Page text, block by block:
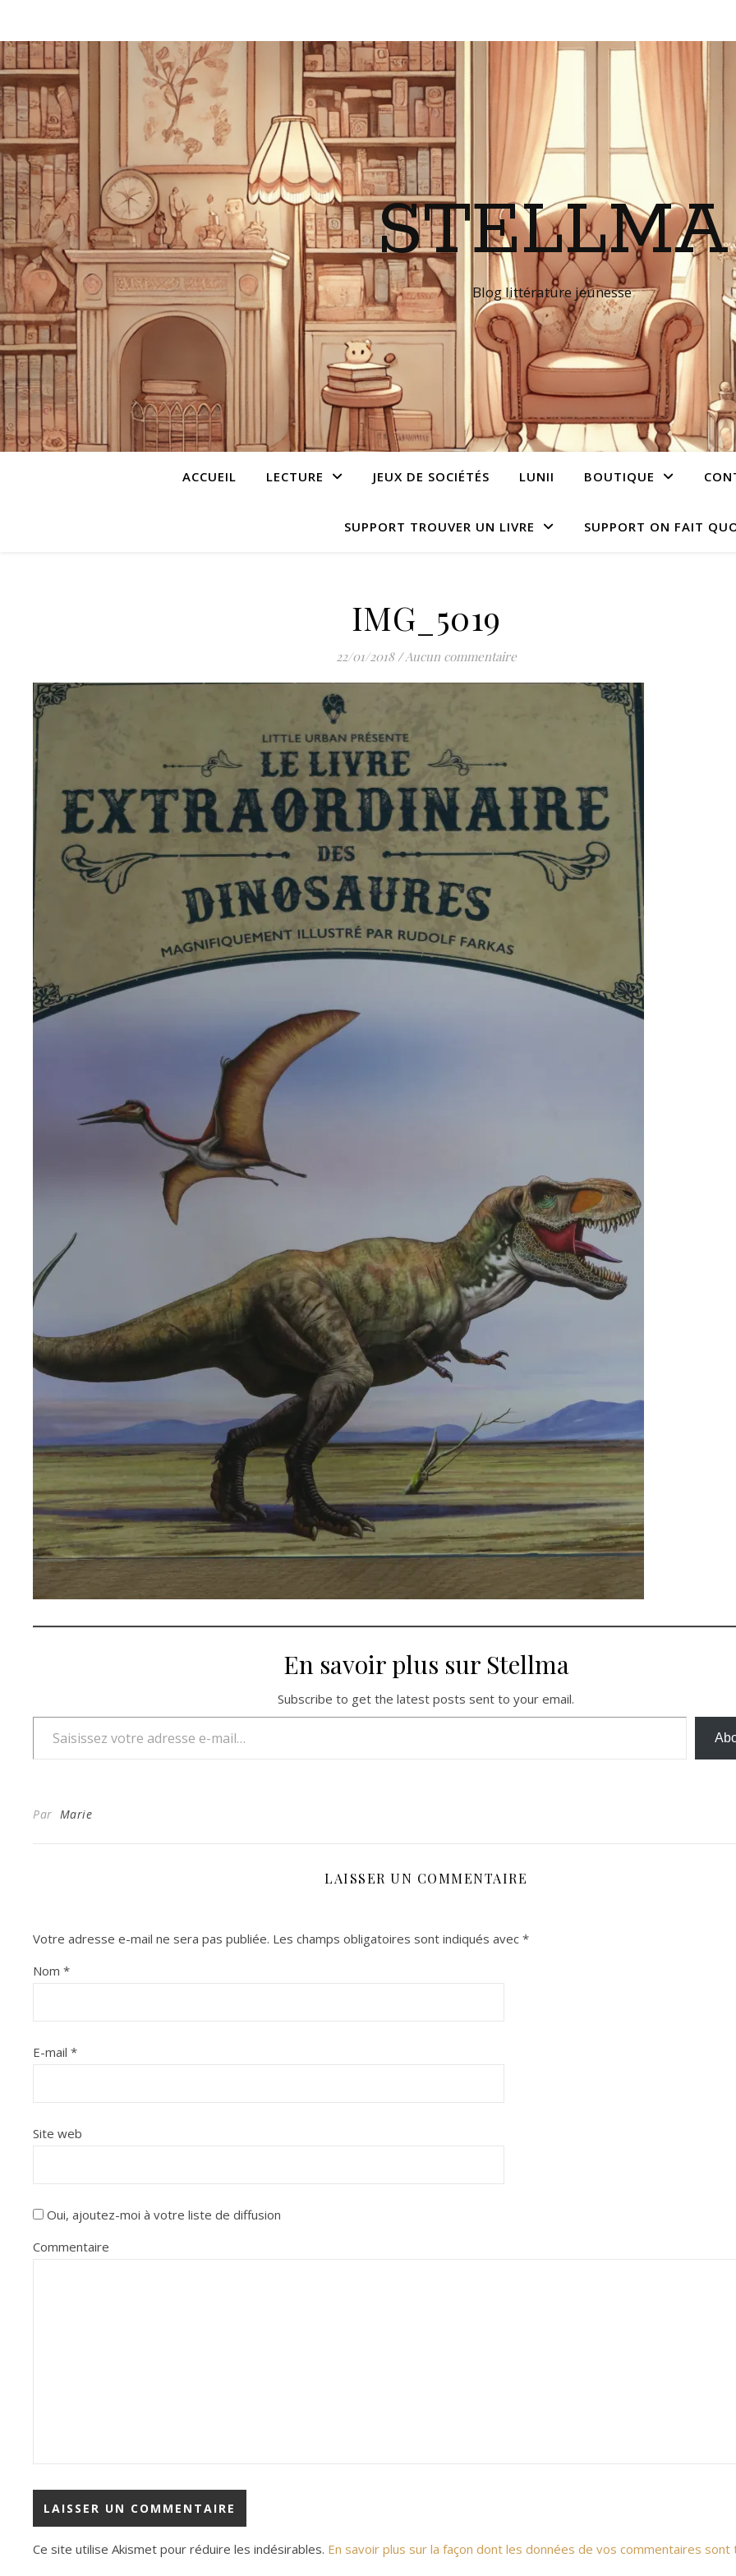
STELLMA
Blog littérature jeunesse
ACCUEIL LECTURE JEUX DE SOCIÉTÉS LUNII BOUTIQUE
SUPPORT TROUVER UN LIVRE SUPPORT ON FAIT
IMG_5019
22/01/2018 /Aucun commentaire
En savoir plus sur Stellma
Subscribe to get the latest posts sent to your email.
Saisissez votre adresse e-mail…
Par Marie
LAISSER UN COMMENTAIRE
Votre adresse e-mail ne sera pas publiée. Les champs obligatoires sont indiqués avec *
Nom *
E-mail *
Site web
Oui, ajoutez-moi à votre liste de diffusion
Commentaire
Ce site utilise Akismet pour réduire les indésirables. En savoir plus sur la façon dont les données de vos commentaires sont